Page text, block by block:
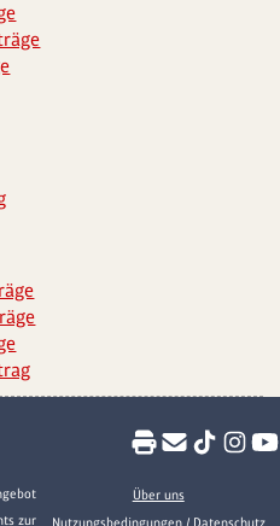
zur
Über uns
Nutzungsbedingungen / Datenschutz